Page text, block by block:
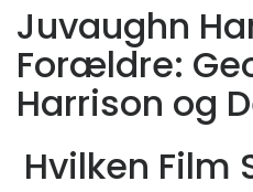
Juvaughn
Forældre:
Harrison og
Hvilken Film